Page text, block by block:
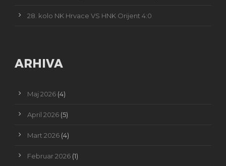
28. kolo NK Hrvace VS HNK Orijent 4:0
ARHIVA
Maj 2026 (4)
April 2026 (5)
Mart 2026 (4)
Februar 2026 (1)